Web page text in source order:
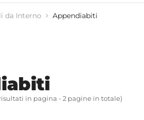
da Interno Appendiabiti
in pagina - 2 pagine in totale)